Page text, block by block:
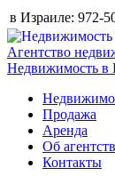
в Израиле: 972-
Агентство
Недвижимость в
Продажа
Аренда
Об
Контакты